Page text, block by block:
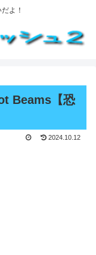
よ！
Beams【恐
2024.10.12